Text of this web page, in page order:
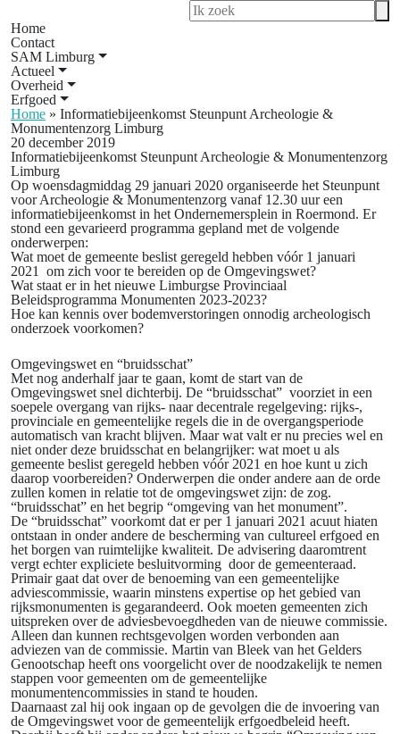
Home
Contact
SAM Limburg
Actueel
Overheid
Erfgoed
Home » Informatiebijeenkomst Steunpunt Archeologie &
Monumentenzorg Limburg
20 december 2019
Informatiebijeenkomst Steunpunt Archeologie & Monumentenzorg
Limburg
Op woensdagmiddag 29 januari 2020 organiseerde het Steunpunt
voor Archeologie & Monumentenzorg vanaf 12.30 uur een
informatiebijeenkomst in het Ondernemersplein in Roermond. Er
stond een gevarieerd programma gepland met de volgende
onderwerpen:
Wat moet de gemeente beslist geregeld hebben vóór 1 januari
2021 om zich voor te bereiden op de Omgevingswet?
Wat staat er in het nieuwe Limburgse Provinciaal
Beleidsprogramma Monumenten 2023-2023?
Hoe kan kennis over bodemverstoringen onnodig archeologisch
onderzoek voorkomen?
Omgevingswet en “bruidsschat”
Met nog anderhalf jaar te gaan, komt de start van de
Omgevingswet snel dichterbij. De “bruidsschat” voorziet in een
soepele overgang van rijks- naar decentrale regelgeving: rijks-,
provinciale en gemeentelijke regels die in de overgangsperiode
automatisch van kracht blijven. Maar wat valt er nu precies wel en
niet onder deze bruidsschat en belangrijker: wat moet u als
gemeente beslist geregeld hebben vóór 2021 en hoe kunt u zich
daarop voorbereiden? Onderwerpen die onder andere aan de orde
zullen komen in relatie tot de omgevingswet zijn: de zog.
“bruidsschat” en het begrip “omgeving van het monument”.
De “bruidsschat” voorkomt dat er per 1 januari 2021 acuut hiaten
ontstaan in onder andere de bescherming van cultureel erfgoed en
het borgen van ruimtelijke kwaliteit. De advisering daaromtrent
vergt echter expliciete besluitvorming door de gemeenteraad.
Primair gaat dat over de benoeming van een gemeentelijke
adviescommissie, waarin minstens expertise op het gebied van
rijksmonumenten is gegarandeerd. Ook moeten gemeenten zich
uitspreken over de adviesbevoegdheden van de nieuwe commissie.
Alleen dan kunnen rechtsgevolgen worden verbonden aan
adviezen van de commissie. Martin van Bleek van het Gelders
Genootschap heeft ons voorgelicht over de noodzakelijk te nemen
stappen voor gemeenten om de gemeentelijke
monumentencommissies in stand te houden.
Daarnaast zal hij ook ingaan op de gevolgen die de invoering van
de Omgevingswet voor de gemeentelijk erfgoedbeleid heeft.